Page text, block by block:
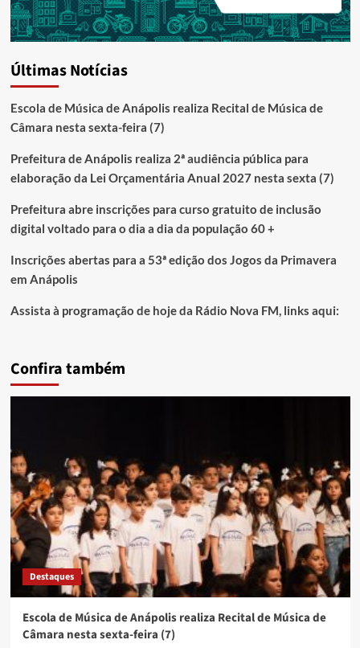
Últimas Notícias
Escola de Música de Anápolis realiza Recital de Música de
Câmara nesta sexta-feira (7)
Prefeitura de Anápolis realiza 2ª audiência pública para
elaboração da Lei Orçamentária Anual 2027 nesta sexta (7)
Prefeitura abre inscrições para curso gratuito de inclusão
digital voltado para o dia a dia da população 60 +
Inscrições abertas para a 53ª edição dos Jogos da Primavera
em Anápolis
Assista à programação de hoje da Rádio Nova FM, links aqui:
Confira também
Destaques
Escola de Música de Anápolis realiza Recital de Música de
Câmara nesta sexta-feira (7)